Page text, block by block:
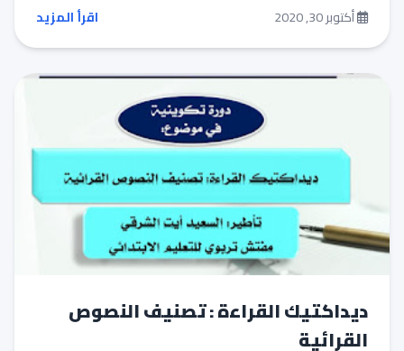
أكتوبر 30, 2020 اقرأ المزيد
ديداكتيك القراءة : تصنيف النصوص
القرائية